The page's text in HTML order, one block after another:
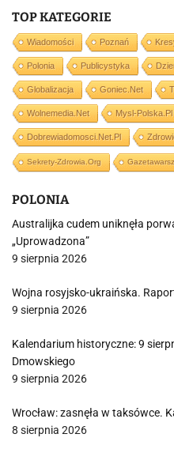
TOP KATEGORIE
Wiadomości Poznań
Polonia Publicystyka
Globalizacja Goniec.net
Wolnemedia.net Mysl-Polska.pl
Dobrewiadomosci.net.pl
Sekrety-Zdrowia.org
POLONIA
Australijka cudem uniknęła
„Uprowadzona”
9 sierpnia 2026
Wojna rosyjsko-ukraińska.
9 sierpnia 2026
Kalendarium historyczne: 9
Dmowskiego
9 sierpnia 2026
Wrocław: zasnęła w taksówce.
8 sierpnia 2026